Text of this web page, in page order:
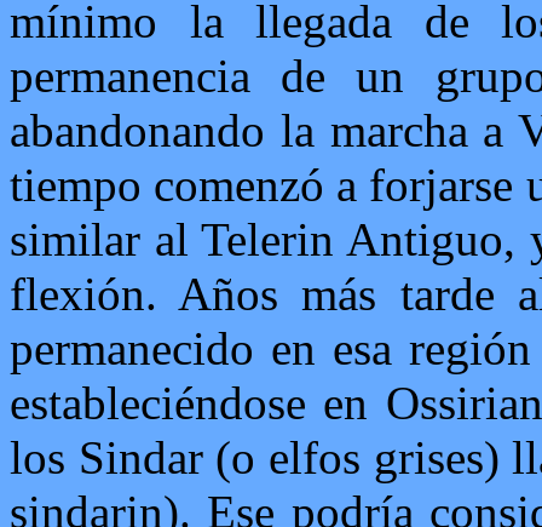
mínimo la llegada de
permanencia de un
abandonando la marcha a
tiempo comenzó a
similar al Telerin Antiguo,
flexión. Años más tarde
permanecido en esa
estableciéndose en
los Sindar (o elfos grises)
sindarin). Ese podría